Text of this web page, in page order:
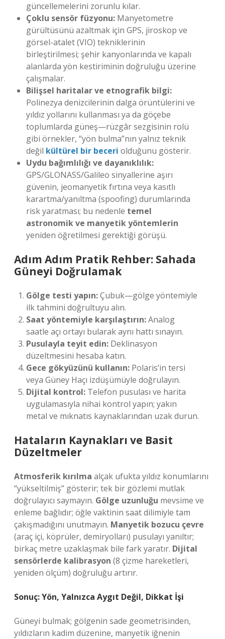
güncellemelerini zorunlu kılar.
Çoklu sensör füzyonu: Manyetometre
gürültüsünü azaltmak için GPS, jiroskop ve
görsel-atalet (VIO) tekniklerinin
birleştirilmesi; şehir kanyonlarında ve kapalı
alanlarda yön kestiriminin doğruluğu üzerine
çalışmalar.
Bilişsel haritalar ve etnografik bilgi:
Polinezya denizcilerinin dalga örüntülerini ve
yıldız yollarını kullanması ya da göçebe
toplumlarda güneş—rüzgâr sezgisinin rolü
gibi örnekler, “yön bulma”nın yalnız teknik
değil kültürel bir beceri olduğunu gösterir.
Uydu bağımlılığı ve dayanıklılık:
GPS/GLONASS/Galileo sinyallerine aşırı
güvenin, jeomanyetik fırtına veya kasıtlı
karartma/yanıltma (spoofing) durumlarında
risk yaratması; bu nedenle temel
astronomik ve manyetik yöntemlerin
yeniden öğretilmesi gerektiği görüşü.
Adım Adım Pratik Rehber: Sahada
Güneyi Doğrulamak
Gölge testi yapın:Çubuk—gölge yöntemiyle
ilk tahmini doğrultuyu alın.
Saat yöntemiyle karşılaştırın:Analog
saatle açı ortayı bularak aynı hattı sınayın.
Pusulayla teyit edin: Deklinasyon
düzeltmesini hesaba katın.
Gece gökyüzünü kullanın: Polaris’in tersi
veya Güney Haçı izdüşümüyle doğrulayın.
Dijital kontrol: Telefon pusulası ve harita
uygulamasıyla nihai kontrol yapın; yakın
metal ve mıknatıs kaynaklarından uzak durun.
Hataların Kaynakları ve Basit
Düzeltmeler
Atmosferik kırılma alçak ufukta yıldız konumlarını
“yükseltilmiş” gösterir; tek bir gözlemi mutlak
doğrulayıcı saymayın. Gölge uzunluğu mevsime ve
enleme bağlıdır; öğle vaktinin saat dilimiyle tam
çakışmadığını unutmayın. Manyetik bozucu çevre
(araç içi, köprüler, demiryolları) pusulayı yanıltır;
birkaç metre uzaklaşmak bile fark yaratır. Dijital
sensörlerde kalibrasyon (8 çizme hareketleri,
yeniden ölçüm) doğruluğu artırır.
Sonuç: Yön, Yalnızca Aygıt Değil, Dikkat İşi
Güneyi bulmak; gölgenin sade geometrisinden,
yıldızların kadim düzenine, manyetik iğnenin